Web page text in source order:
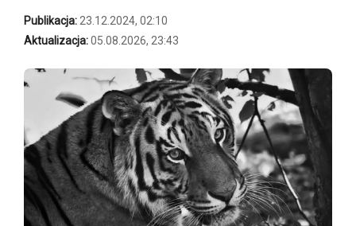
Publikacja: 23.12.2024, 02:10
Aktualizacja:05.08.2026, 23:43